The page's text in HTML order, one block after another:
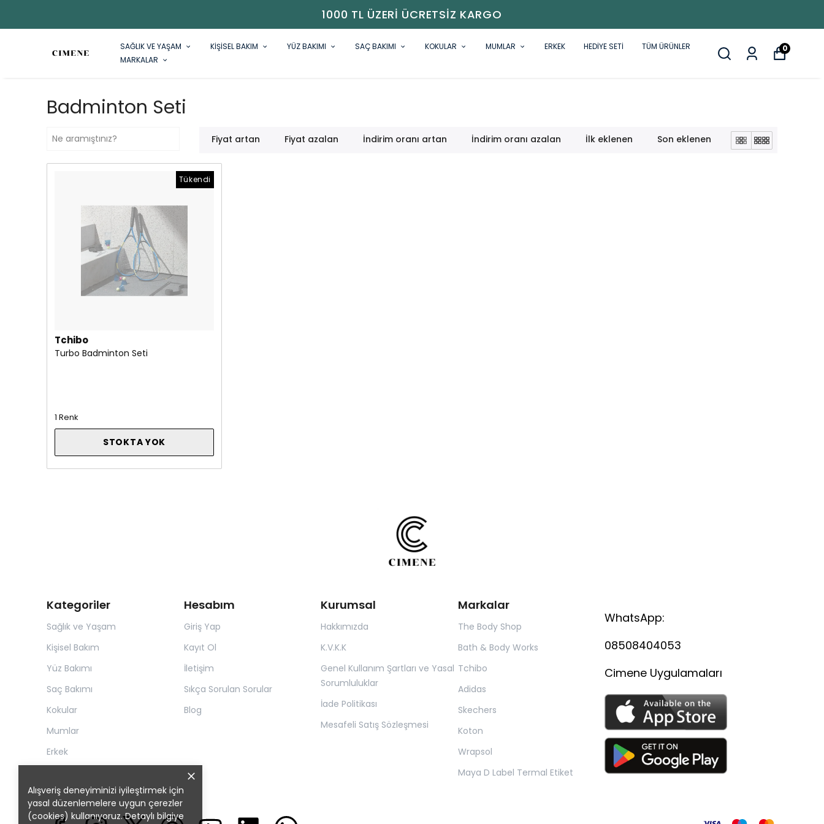
1000 TL ÜZERI ÜCRETSIZ KARGO
SAĞLIK VE YAŞAM KİŞİSEL BAKIM YÜZ BAKIMI SAÇ BAKIMI KOKULAR MUMLAR ERKEK HEDİYE SETİ
TÜM ÜRÜNLER
MARKALAR
0
Alışveriş deneyiminizi iyileştirmek için
yasal düzenlemelere uygun çerezler
(cookies) kullanıyoruz. Detaylı bilgiye
Badminton Seti
Fiyat artan Fiyat azalan İndirim oranı artan İndirim oranı azalan İlk eklenen Son eklenen
Tükendi
Tchibo
Turbo Badminton Seti
1 Renk
STOKTA YOK
Kategoriler
Sağlık ve Yaşam
Kişisel Bakım
Yüz Bakımı
Saç Bakımı
Kokular
Mumlar
Erkek
Hesabım
Giriş Yap
Kayıt Ol
İletişim
Sıkça Sorulan Sorular
Blog
Kurumsal
Hakkımızda
K.V.K.K
Genel Kullanım Şartları ve Yasal
Sorumluluklar
İade Politikası
Mesafeli Satış Sözleşmesi
Markalar
The Body Shop
Bath & Body Works
Tchibo
Adidas
Skechers
Koton
Wrapsol
Maya D Label Termal Etiket
WhatsApp:
08508404053
Cimene Uygulamaları